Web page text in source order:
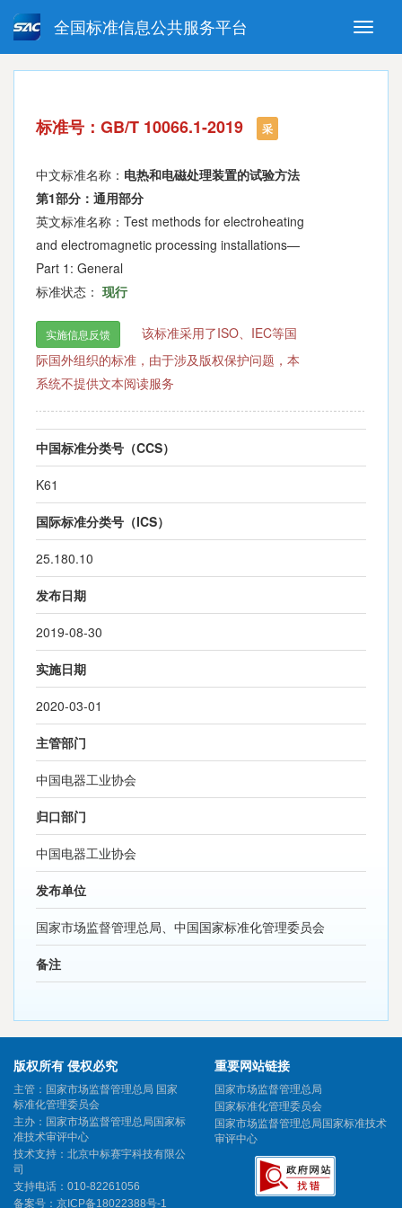
Toggle
全国标准信息公共服务平台
强制性国家标准 推荐性国家标准
指导性技术文件 (National standards in foreign
language version)
标准号：GB/T 10066.1-2019 采
中文标准名称： 电热和电磁处理装置的试验方法
第1部分：通用部分
英文标准名称：Test methods for electroheating
and electromagnetic processing installations—
Part 1: General
标准状态： 现行
实施信息反馈
该标准采用了ISO、IEC等国
际国外组织的标准，由于涉及版权保护问题，本
系统不提供文本阅读服务
中国标准分类号（CCS）
K61
国际标准分类号（ICS）
25.180.10
发布日期
2019-08-30
实施日期
2020-03-01
主管部门
中国电器工业协会
归口部门
中国电器工业协会
发布单位
国家市场监督管理总局、中国国家标准化管理委员会
备注
版权所有 侵权必究
主管：国家市场监督管理总局 国家
标准化管理委员会
主办：国家市场监督管理总局国家标
准技术审评中心
技术支持：北京中标赛宇科技有限公
司
支持电话：010-82261056
备案号： 京ICP备18022388号-1
重要网站链接
国家市场监督管理总局
国家标准化管理委员会
国家市场监督管理总局国家标准技术
审评中心